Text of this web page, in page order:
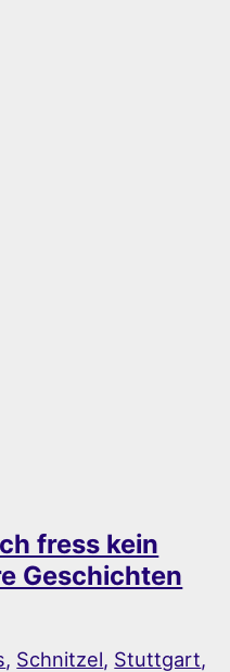
fress kein
Geschichten
, Schnitzel, Stuttgart,